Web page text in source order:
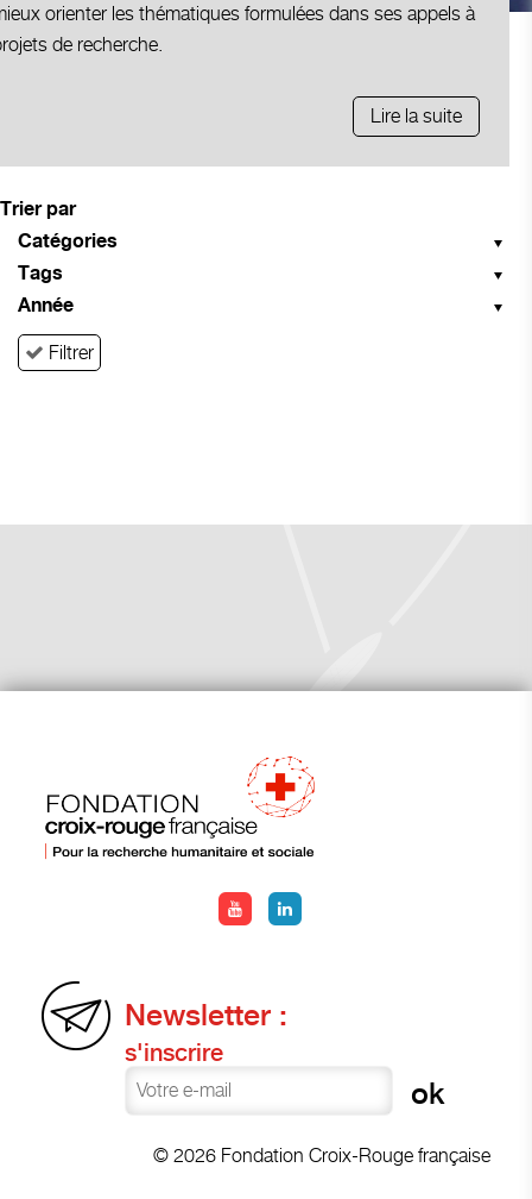
orienter les thématiques formulées dans ses appels à
de recherche.
Lire la suite
Trier par
Catégories
Tags
Année
Filtrer
Newsletter :
s'inscrire
© 2026 Fondation Croix-Rouge française